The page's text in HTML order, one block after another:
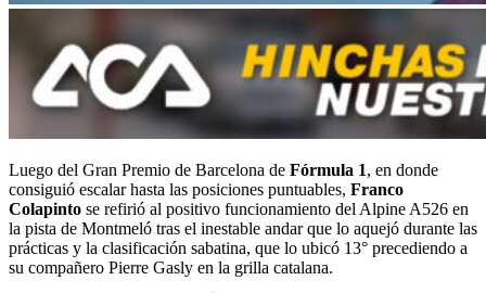
Luego del Gran Premio de Barcelona de Fórmula 1, en donde
consiguió escalar hasta las posiciones puntuables, Franco
Colapinto se refirió al positivo funcionamiento del Alpine A526 en
la pista de Montmeló tras el inestable andar que lo aquejó durante las
prácticas y la clasificación sabatina, que lo ubicó 13° precediendo a
su compañero Pierre Gasly en la grilla catalana.